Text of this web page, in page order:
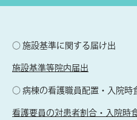
○ 施設基準に関する届け出
施設基準等院内届出
○ 病棟の看護職員配置・入院時
看護要員の対患者割合・入院時